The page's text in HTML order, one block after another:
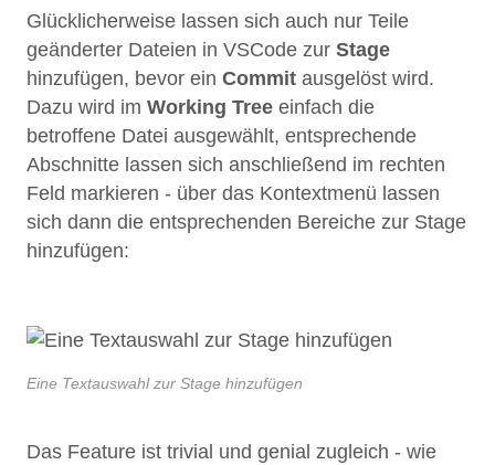
Glücklicherweise lassen sich auch nur Teile
geänderter Dateien in VSCode zur Stage
hinzufügen, bevor ein Commit ausgelöst wird.
Dazu wird im Working Tree einfach die
betroffene Datei ausgewählt, entsprechende
Abschnitte lassen sich anschließend im rechten
Feld markieren - über das Kontextmenü lassen
sich dann die entsprechenden Bereiche zur Stage
hinzufügen:
Eine Textauswahl zur Stage hinzufügen
Das Feature ist trivial und genial zugleich - wie